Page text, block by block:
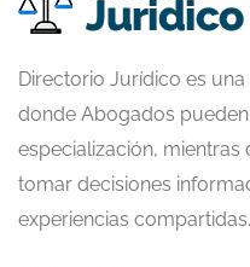
Directorio Jurídico es
donde Abogados
especialización,
tomar decisiones
experiencias compartidas.